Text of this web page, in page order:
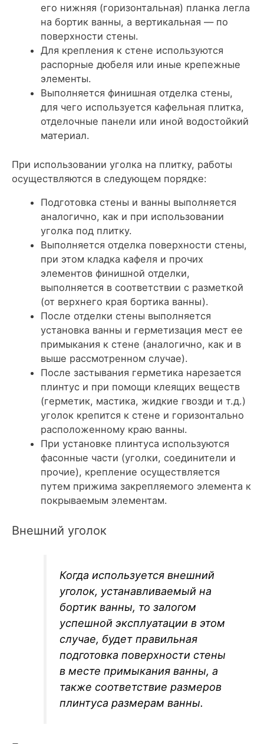
его нижняя (горизонтальная) планка легла
на бортик ванны, а вертикальная — по
поверхности стены.
Для крепления к стене используются
распорные дюбеля или иные крепежные
элементы.
Выполняется финишная отделка стены,
для чего используется кафельная плитка,
отделочные панели или иной водостойкий
материал.
При использовании уголка на плитку, работы
осуществляются в следующем порядке:
Подготовка стены и ванны выполняется
аналогично, как и при использовании
уголка под плитку.
Выполняется отделка поверхности стены,
при этом кладка кафеля и прочих
элементов финишной отделки,
выполняется в соответствии с разметкой
(от верхнего края бортика ванны).
После отделки стены выполняется
установка ванны и герметизация мест ее
примыкания к стене (аналогично, как и в
выше рассмотренном случае).
После застывания герметика нарезается
плинтус и при помощи клеящих веществ
(герметик, мастика, жидкие гвозди и т.д.)
уголок крепится к стене и горизонтально
расположенному краю ванны.
При установке плинтуса используются
фасонные части (уголки, соединители и
прочие), крепление осуществляется
путем прижима закрепляемого элемента к
покрываемым элементам.
Внешний уголок
Когда используется внешний
уголок, устанавливаемый на
бортик ванны, то залогом
успешной эксплуатации в этом
случае, будет правильная
подготовка поверхности стены
в месте примыкания ванны, а
также соответствие размеров
плинтуса размерам ванны.